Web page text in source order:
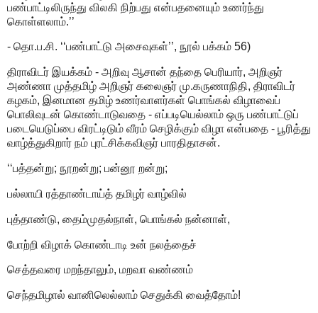
பண்பாட்டிலிருந்து விலகி நிற்பது என்பதனையும் உணர்ந்து
கொள்ளலாம்.’’
- தொ.ப.சி. ‘‘பண்பாட்டு அசைவுகள்’’, நூல் பக்கம் 56)
திராவிடர் இயக்கம் - அறிவு ஆசான் தந்தை பெரியார், அறிஞர்
அண்ணா முத்தமிழ் அறிஞர் கலைஞர் மு.கருணாநிதி, திராவிடர்
கழகம், இனமான தமிழ் உணர்வாளர்கள் பொங்கல் விழாவைப்
பொலிவுடன் கொண்டாடுவதை - எப்படியெல்லாம் ஒரு பண்பாட்டுப்
படையெடுப்பை விரட்டிடும் வீரம் செழிக்கும் விழா என்பதை - பூரித்து
வாழ்த்துகிறார் நம் புரட்சிக்கவிஞர் பாரதிதாசன்.
‘‘பத்தன்று; நூறன்று; பன்னூ றன்று;
பல்லாயி ரத்தாண்டாய்த் தமிழர் வாழ்வில்
புத்தாண்டு, தைம்முதல்நாள், பொங்கல் நன்னாள்,
போற்றி விழாக் கொண்டாடி உன் நலத்தைச்
செத்தவரை மறந்தாலும், மறவா வண்ணம்
செந்தமிழால் வானிலெல்லாம் செதுக்கி வைத்தோம்!